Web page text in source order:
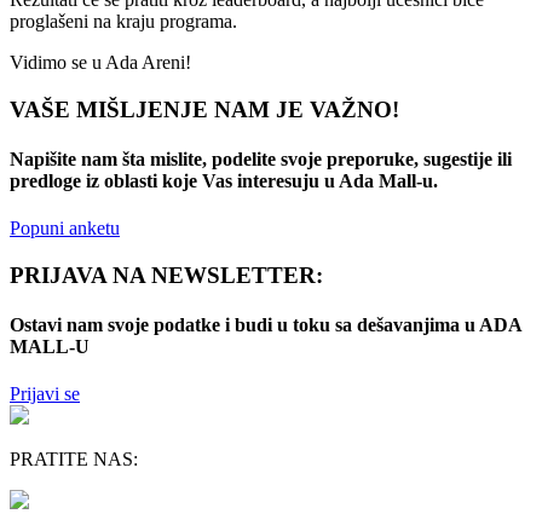
proglašeni na kraju programa.
Vidimo se u Ada Areni!
VAŠE MIŠLJENJE NAM JE VAŽNO!
Napišite nam šta mislite, podelite svoje preporuke, sugestije ili
predloge iz oblasti koje Vas interesuju u Ada Mall-u.
Popuni anketu
PRIJAVA NA NEWSLETTER:
Ostavi nam svoje podatke i budi u toku sa dešavanjima u ADA
MALL-U
Prijavi se
PRATITE NAS: